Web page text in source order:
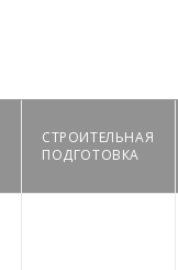
СТРОИТЕЛЬНАЯ
ПОДГОТОВКА